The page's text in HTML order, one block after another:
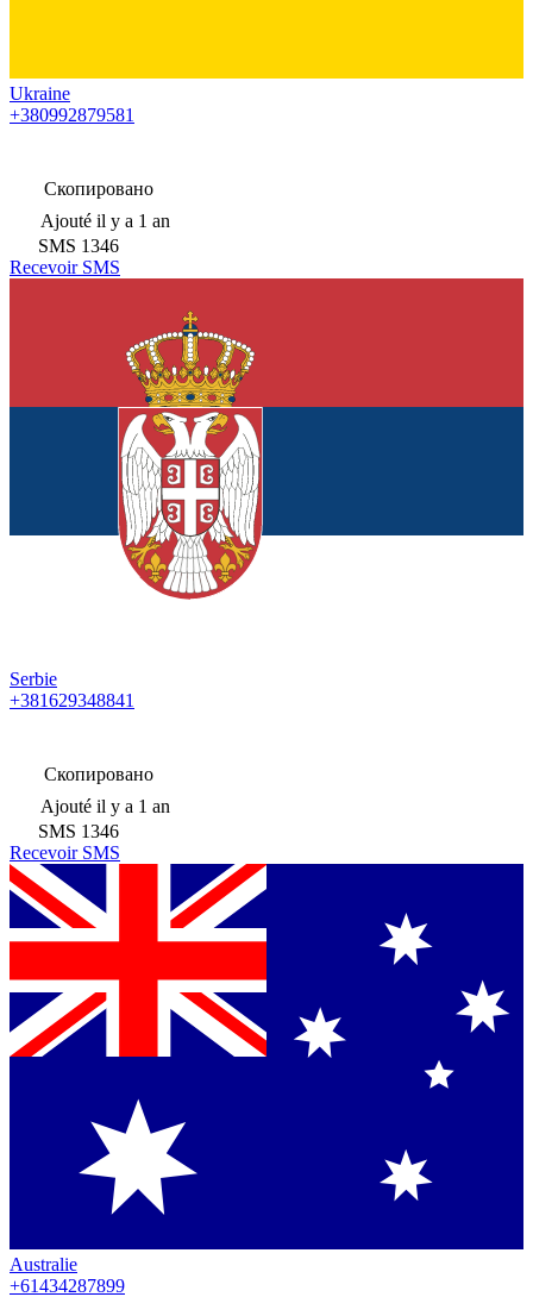
Ukraine
+380992879581
Скопировано
Ajouté il y a 1 an
SMS 1346
Recevoir SMS
Serbie
+381629348841
Скопировано
Ajouté il y a 1 an
SMS 1346
Recevoir SMS
Australie
+61434287899